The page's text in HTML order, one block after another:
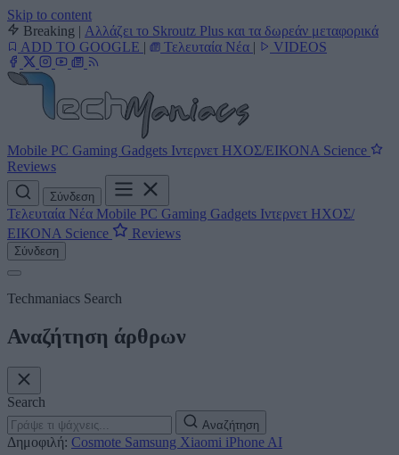
Skip to content
Breaking | Αλλάζει το Skroutz Plus και τα δωρεάν μεταφορικά
ADD TO GOOGLE | Τελευταία Νέα | VIDEOS
Mobile PC Gaming Gadgets Ιντερνετ ΗΧΟΣ/ΕΙΚΟΝΑ Science
Reviews
Σύνδεση
Τελευταία Νέα Mobile PC Gaming Gadgets Ιντερνετ ΗΧΟΣ/
ΕΙΚΟΝΑ Science Reviews
Σύνδεση
Techmaniacs Search
Αναζήτηση άρθρων
Search
Αναζήτηση
Δημοφιλή: Cosmote Samsung Xiaomi iPhone AI